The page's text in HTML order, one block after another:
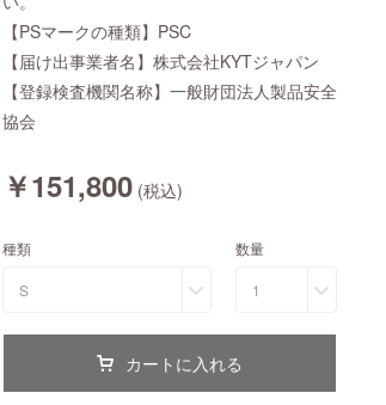
【PSマークの種類】PSC
【届け出事業者名】株式会社KYTジャパン
【登録検査機関名称】一般財団法人製品安全
協会
￥151,800 (税込)
種類
S
数量
1
カートに入れる